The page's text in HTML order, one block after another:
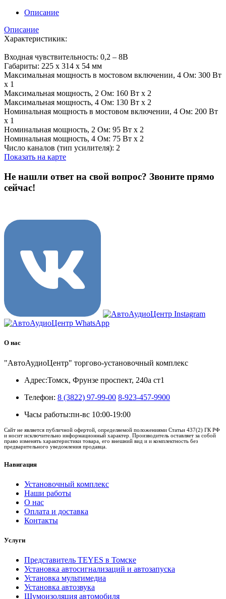
Описание
Описание
Характеристикик:
Входная чувствительность: 0,2 – 8В
Габариты: 225 x 314 x 54 мм
Максимальная мощность в мостовом включении, 4 Ом: 300 Вт
х 1
Максимальная мощность, 2 Ом: 160 Вт х 2
Максимальная мощность, 4 Ом: 130 Вт х 2
Номинальная мощность в мостовом включении, 4 Ом: 200 Вт
х 1
Номинальная мощность, 2 Ом: 95 Вт х 2
Номинальная мощность, 4 Ом: 75 Вт х 2
Число каналов (тип усилителя): 2
Показать на карте
Не нашли ответ на свой вопрос? Звоните прямо
сейчас!
О нас
"АвтоАудиоЦентр" торгово-установочный комплекс
Адрес:Томск, Фрунзе проспект, 240а ст1
Телефон: 8 (3822) 97-99-00 8-923-457-9900
Часы работы:пн-вс 10:00-19:00
Сайт не является публичной офертой, определяемой положениями Статьи 437(2) ГК РФ
и носит исключительно информационный характер. Производитель оставляет за собой
право изменять характеристики товара, его внешний вид и и комплектность без
предварительного уведомления продавца.
Навигация
Установочный комплекс
Наши работы
О нас
Оплата и доставка
Контакты
Услуги
Представитель TEYES в Томске
Установка автосигнализаций и автозапуска
Установка мультимедиа
Установка автозвука
Шумоизоляция автомобиля